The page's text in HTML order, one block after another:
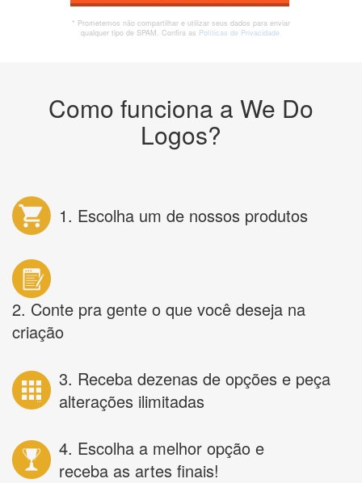
* Prometemos não compartilhar e utilizar seus dados para enviar
qualquer tipo de SPAM. Confira as Políticas de Privacidade.
Como funciona a We Do
Logos?
1. Escolha um de nossos produtos
2. Conte pra gente o que você deseja na
criação
3. Receba dezenas de opções e peça
alterações ilimitadas
4. Escolha a melhor opção e
receba as artes finais!